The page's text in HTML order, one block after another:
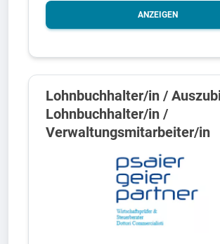
ANZEIGEN
Lohnbuchhalter/in /
Lohnbuchhalter/in /
Verwaltungsmitarbeiter/in